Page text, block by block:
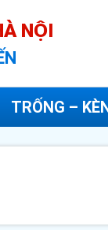
NỘI
TRỐNG –